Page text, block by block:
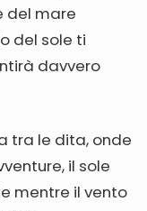
del mare
del sole ti
davvero
tra le dita, onde
il sole
mentre il vento